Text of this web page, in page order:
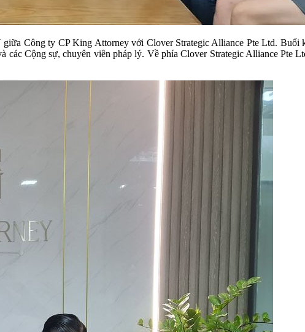
Công ty CP King Attorney với Clover Strategic Alliance Pte Ltd.
Cộng sự, chuyên viên pháp lý. Về phía Clover Strategic Alliance Pte